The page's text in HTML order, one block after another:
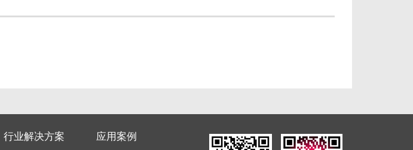
行业解决方案 应用案例